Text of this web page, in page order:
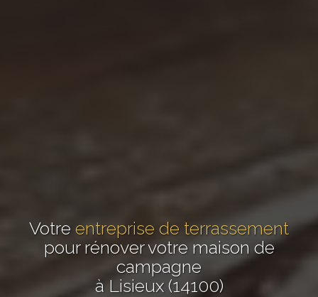
Votre entreprise de terrassement
pour rénover votre maison de
campagne
à Lisieux (14100)